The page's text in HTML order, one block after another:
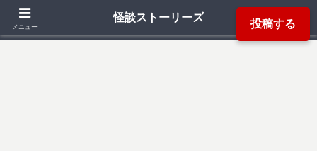
投稿する
「死ぬ程洒落にならない怖い話」「本当にあった怖い話」「都市伝説」などか
メニュー
怪談ストーリーズ
検索